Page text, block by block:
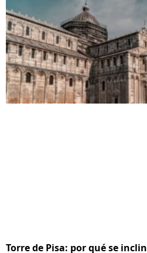
Torre de Pisa: por qué se